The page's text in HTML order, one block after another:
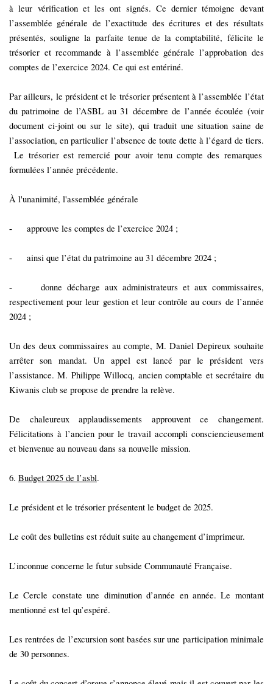
à leur vérification et les ont signés. Ce dernier témoigne devant
l’assemblée générale de l’exactitude des écritures et des résultats
présentés, souligne la parfaite tenue de la comptabilité, félicite le
trésorier etrecommande à l’assemblée générale l’approbation des
comptes de l’exercice 2024. Ce qui est entériné.
Par ailleurs, le président et le trésorier présentent à l’assemblée l’état
du patrimoine de l’ASBL au 31 décembre de l’année écoulée (voir
document ci-joint ou sur le site), qui traduit une situation saine de
l’association, en particulier l’absence de toute dette à l’égard de tiers.
Le trésorier est remercié pour avoir tenu compte des remarques
formulées l’année précédente.
À l'unanimité, l'assemblée générale
- approuve les comptes de l’exercice 2024 ;
- ainsi que l’état du patrimoine au 31 décembre 2024 ;
-
donne décharge aux administrateurs et aux commissaires,
respectivement pour leur gestion et leur contrôle au cours de l’année
2024 ;
Un des deux commissaires au compte, M. Daniel Depireux souhaite
arrêter son mandat. Un appel est lancé par le président vers
l’assistance. M. Philippe Willocq, ancien comptable et secrétaire du
Kiwanis club se propose de prendre la relève.
De chaleureux applaudissements approuvent ce changement.
Félicitations à l’ancien pour le travail accompli consciencieusement
et bienvenue au nouveau dans sa nouvelle mission.
6. Budget 2025 de l’asbl.
Le président et le trésorier présentent le budget de 2025.
Le coût des bulletins est réduit suite au changement d’imprimeur.
L’inconnue concerne le futur subside Communauté Française.
Le Cercle constate une diminution d’année en année. Le montant
mentionné est tel qu’espéré.
Les rentrées de l’excursion sont basées sur une participation minimale
de 30 personnes.